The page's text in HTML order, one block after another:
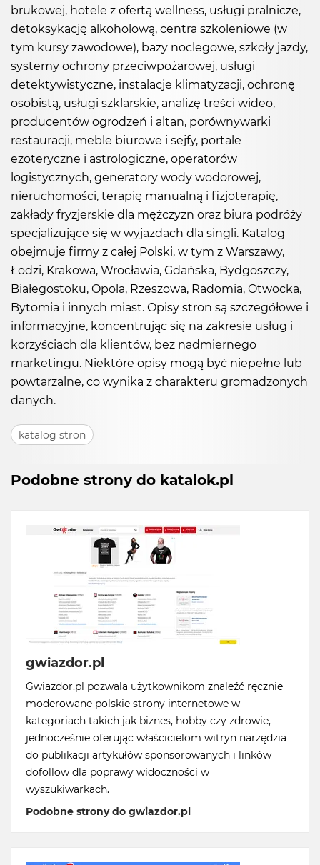
brukowej, hotele z ofertą wellness, usługi pralnicze,
detoksykację alkoholową, centra szkoleniowe (w
tym kursy zawodowe), bazy noclegowe, szkoły jazdy,
systemy ochrony przeciwpożarowej, usługi
detektywistyczne, instalacje klimatyzacji, ochronę
osobistą, usługi szklarskie, analizę treści wideo,
producentów ogrodzeń i altan, porównywarki
restauracji, meble biurowe i sejfy, portale
ezoteryczne i astrologiczne, operatorów
logistycznych, generatory wody wodorowej,
nieruchomości, terapię manualną i fizjoterapię,
zakłady fryzjerskie dla mężczyzn oraz biura podróży
specjalizujące się w wyjazdach dla singli. Katalog
obejmuje firmy z całej Polski, w tym z Warszawy,
Łodzi, Krakowa, Wrocławia, Gdańska, Bydgoszczy,
Białegostoku, Opola, Rzeszowa, Radomia, Otwocka,
Bytomia i innych miast. Opisy stron są szczegółowe i
informacyjne, koncentrując się na zakresie usług i
korzyściach dla klientów, bez nadmiernego
marketingu. Niektóre opisy mogą być niepełne lub
powtarzalne, co wynika z charakteru gromadzonych
danych.
katalog stron
Podobne strony do katalok.pl
gwiazdor.pl
Gwiazdor.pl pozwala użytkownikom znaleźć ręcznie
moderowane polskie strony internetowe w
kategoriach takich jak biznes, hobby czy zdrowie,
jednocześnie oferując właścicielom witryn narzędzia
do publikacji artykułów sponsorowanych i linków
dofollow dla poprawy widoczności w
wyszukiwarkach.
Podobne strony do gwiazdor.pl